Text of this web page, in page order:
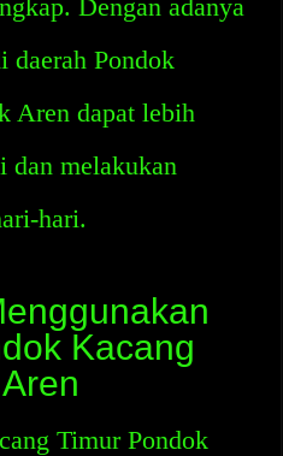
Dengan adanya
daerah Pondok
Aren dapat lebih
dan melakukan
hari.
Kacang
Timur Pondok